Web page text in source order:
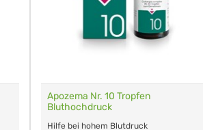
Apozema Nr. 10 Tropfen
Bluthochdruck
Hilfe bei hohem Blutdruck